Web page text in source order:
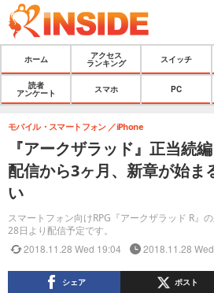
ホーム
アクセス
ランキング
スイッチ
読者
アンケート
スマホ PC
『アークザラッド』正当続
配信から3ヶ月、新章が始ま
い
スマートフォン向けRPG『アークザラッド R』
28日より配信予定です。
モバイル・スマートフォン iPhone
2018.11.28 Wed 19:04 2018.11.28
シェア ポスト